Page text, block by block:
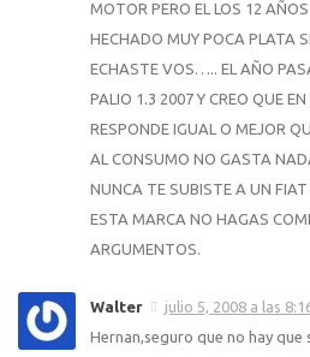
MOTOR PERO EL LOS 12
HECHADO MUY POCA PLATA
ECHASTE VOS….. EL AÑO
PALIO 1.3 2007 Y CREO QUE
RESPONDE IGUAL O MEJOR
AL CONSUMO NO GASTA
NUNCA TE SUBISTE A UN
ESTA MARCA NO HAGAS
ARGUMENTOS.
Walter
julio 5, 2008 a las
Hernan,seguro que no hay